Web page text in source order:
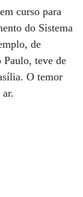
curso para
do Sistema
de
Paulo, teve de
O temor
ar.